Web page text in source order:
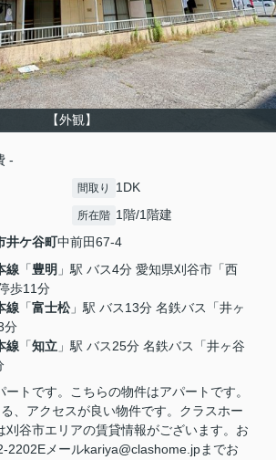
【外観】
-
間取り 1DK
所在階 1階/1階建
井ケ谷町中前田67-4
線 「豊明 」駅 バス4分 愛知県刈谷市「西
歩11分
線 「富士松」駅 バス13分 名鉄バス「井ヶ
分
線 「知立 」駅 バス25分 名鉄バス「井ヶ谷
ートです。こちらの物件はアパートです。
、アクセスが良い物件です。クラスホー
刈谷市エリアの賃貸情報がございます。お
2202Eメールkariya@clashome.jpまでお